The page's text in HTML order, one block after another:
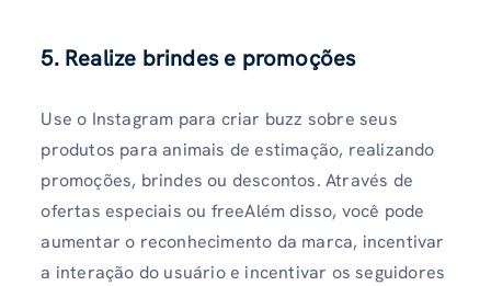
5. Realize brindes e promoções
Use o Instagram para criar buzz sobre seus
produtos para animais de estimação, realizando
promoções, brindes ou descontos. Através de
ofertas especiais ou freeAlém disso, você pode
aumentar o reconhecimento da marca, incentivar
a interação do usuário e incentivar os seguidores